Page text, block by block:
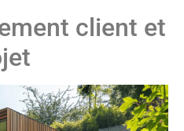
client et